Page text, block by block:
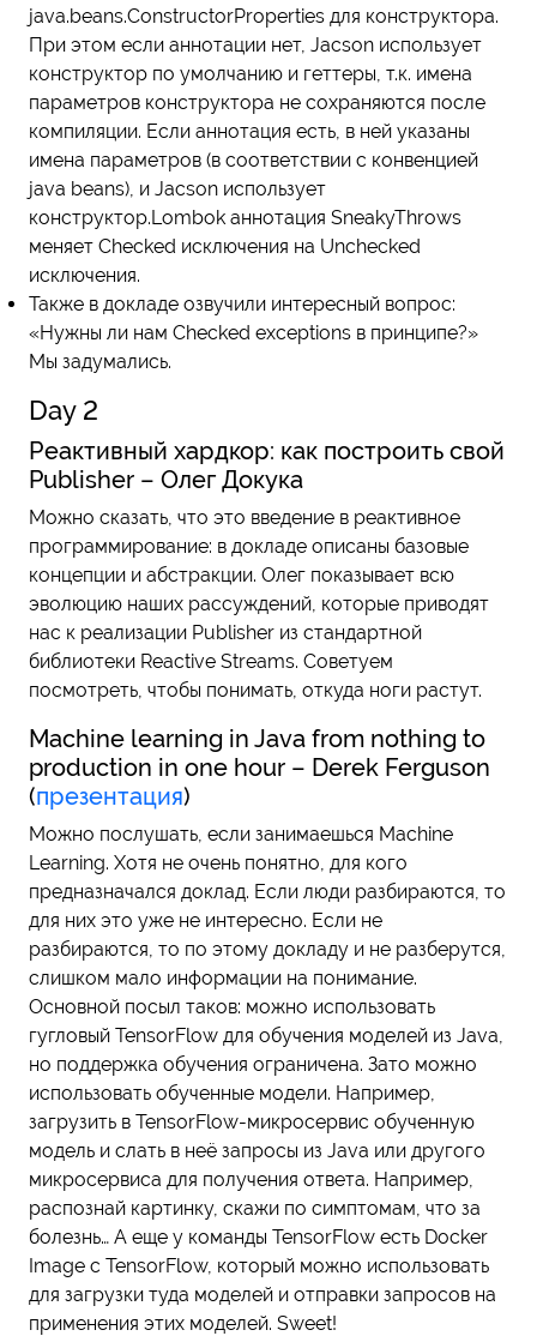
java.beans.ConstructorProperties для конструктора.
При этом если аннотации нет, Jacson использует
конструктор по умолчанию и геттеры, т.к. имена
параметров конструктора не сохраняются после
компиляции. Если аннотация есть, в ней указаны
имена параметров (в соответствии с конвенцией
java beans), и Jacson использует
конструктор.Lombok аннотация SneakyThrows
меняет Checked исключения на Unchecked
исключения.
Также в докладе озвучили интересный вопрос:
«Нужны ли нам Checked exceptions в принципе?»
Мы задумались.
Day 2
Реактивный хардкор: как построить свой
Publisher – Олег Докука
Можно сказать, что это введение в реактивное
программирование: в докладе описаны базовые
концепции и абстракции. Олег показывает всю
эволюцию наших рассуждений, которые приводят
нас к реализации Publisher из стандартной
библиотеки Reactive Streams. Советуем
посмотреть, чтобы понимать, откуда ноги растут.
Machine learning in Java from nothing to
production in one hour – Derek Ferguson
(презентация)
Можно послушать, если занимаешься Machine
Learning. Хотя не очень понятно, для кого
предназначался доклад. Если люди разбираются, то
для них это уже не интересно. Если не
разбираются, то по этому докладу и не разберутся,
слишком мало информации на понимание.
Основной посыл таков: можно использовать
гугловый TensorFlow для обучения моделей из Java,
но поддержка обучения ограничена. Зато можно
использовать обученные модели. Например,
загрузить в TensorFlow-микросервис обученную
модель и слать в неё запросы из Java или другого
микросервиса для получения ответа. Например,
распознай картинку, скажи по симптомам, что за
болезнь… А еще у команды TensorFlow есть Docker
Image с TensorFlow, который можно использовать
для загрузки туда моделей и отправки запросов на
применения этих моделей. Sweet!